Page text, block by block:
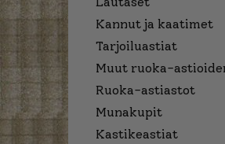
Kannut ja kaatimet
Tarjoiluastiat
Muut ruoka-
Ruoka-astiastot
Munakupit
Kastikeastiat